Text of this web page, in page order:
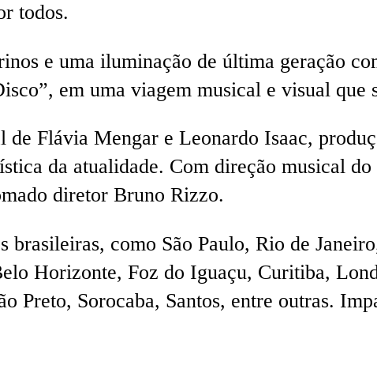
todos.
e uma iluminação de última geração
em uma viagem musical e visual que
de Flávia Mengar e Leonardo Isaac,
da atualidade. Com direção musical
diretor Bruno Rizzo.
como São Paulo, Rio de
Horizonte, Foz do Iguaçu, Curitiba,
Preto, Sorocaba, Santos, entre outras.